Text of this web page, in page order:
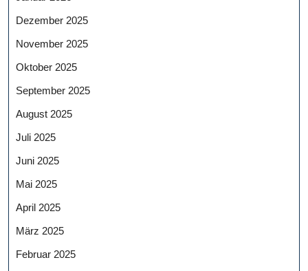
Dezember 2025
November 2025
Oktober 2025
September 2025
August 2025
Juli 2025
Juni 2025
Mai 2025
April 2025
März 2025
Februar 2025